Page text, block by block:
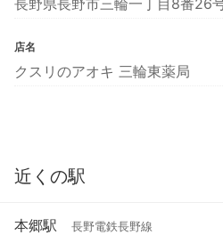
店名
クスリのアオキ 三輪東薬局
近くの駅
本郷駅 長野電鉄長野線